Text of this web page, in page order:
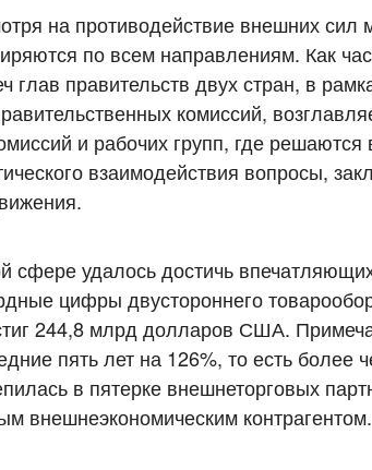
на противодействие внешних сил
по всем направлениям. Как
глав правительств двух стран, в
комиссий,
и рабочих групп, где
взаимодействия вопросы,
сфере удалось достичь
цифры двустороннего
244,8 млрд долларов США.
пять лет на 126%, то есть более
в пятерке внешнеторговых
внешнеэкономическим контрагентом.